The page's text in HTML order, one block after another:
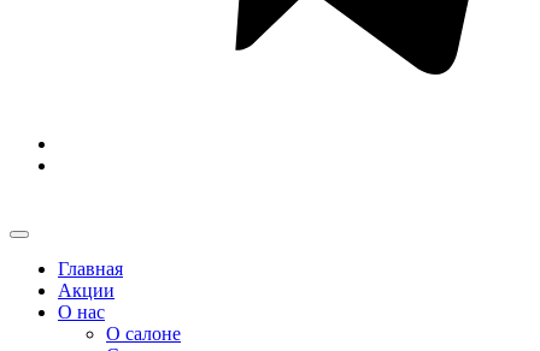
Главная
Акции
О нас
О салоне